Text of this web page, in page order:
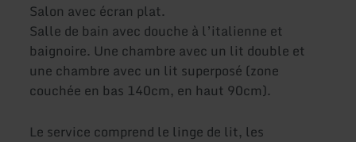
Salon avec écran plat.
Salle de bain avec douche à l’italienne et
baignoire. Une chambre avec un lit double et
une chambre avec un lit superposé (zone
couchée en bas 140cm, en haut 90cm).
Le service comprend le linge de lit, les